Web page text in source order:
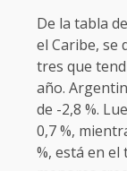
De la tabla
el Caribe, se
tres que
año.
de -2,8 %.
0,7 %,
%, está en